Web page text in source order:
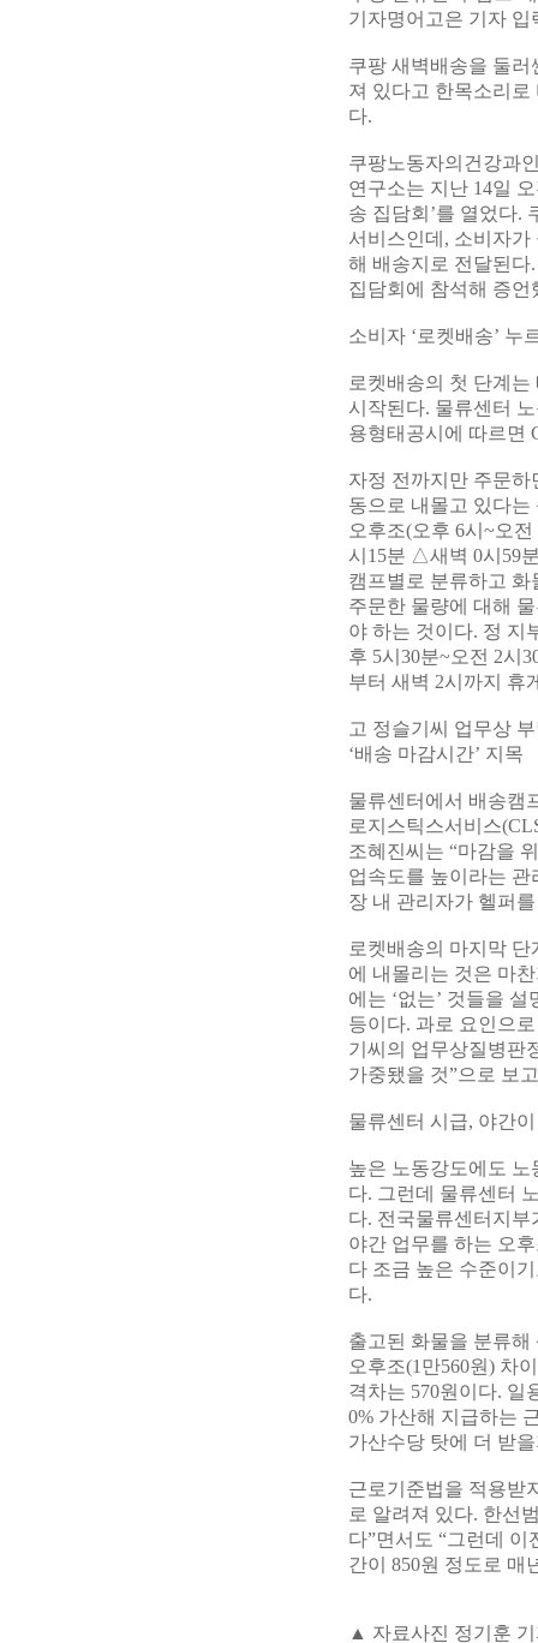
기자명어고은 기자 입
쿠팡 새벽배송을 둘러
져 있다고 한목소리로
다.
쿠팡노동자의건강과
연구소는 지난 14일
송 집담회’를 열었다.
서비스인데, 소비자
해 배송지로 전달된다
집담회에 참석해 증언
소비자 ‘로켓배송’ 누
로켓배송의 첫 단계
시작된다. 물류센터
용형태공시에 따르면
자정 전까지만 주문
동으로 내몰고 있다
오후조(오후 6시~오
시15분 △새벽 0시59
캠프별로 분류하고 화
주문한 물량에 대해
야 하는 것이다. 정 지
후 5시30분~오전 2시
부터 새벽 2시까지 휴
고 정슬기씨 업무상
‘배송 마감시간’ 지목
물류센터에서 배송캠
로지스틱스서비스
조혜진씨는 “마감을
업속도를 높이라는 관
장 내 관리자가 헬퍼
로켓배송의 마지막
에 내몰리는 것은 마
에는 ‘없는’ 것들을
등이다. 과로 요인으
기씨의 업무상질병판
가중됐을 것”으로 보
물류센터 시급, 야간
높은 노동강도에도
다. 그런데 물류센터
다. 전국물류센터지부
야간 업무를 하는 오
다 조금 높은 수준이
다.
출고된 화물을 분류해
오후조(1만560원) 차
격차는 570원이다. 일
0% 가산해 지급하는
가산수당 탓에 더 받
근로기준법을 적용받
로 알려져 있다. 한선
다”면서도 “그런데 이
간이 850원 정도로 매
▲ 자료사진 정기훈